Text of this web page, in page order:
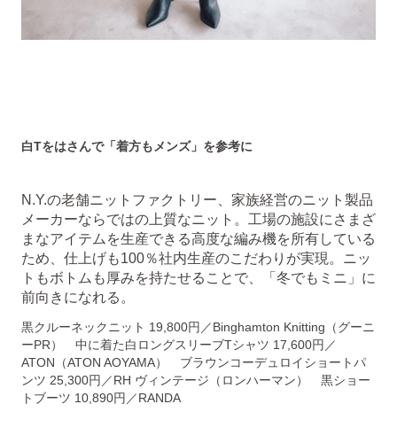
白Tをはさんで「着方もメンズ」を参考に
N.Y.の老舗ニットファクトリー、家族経営のニット製品
メーカーならではの上質なニット。工場の施設にさまざ
まなアイテムを生産できる高度な編み機を所有している
ため、仕上げも100％社内生産のこだわりが実現。ニッ
トもボトムも厚みを持たせることで、「冬でもミニ」に
前向きになれる。
黒クルーネックニット 19,800円／Binghamton Knitting（グーニ
ーPR） 中に着た白ロングスリーブTシャツ 17,600円／
ATON（ATON AOYAMA） ブラウンコーデュロイショートパ
ンツ 25,300円／RH ヴィンテージ（ロンハーマン） 黒ショー
トブーツ 10,890円／RANDA